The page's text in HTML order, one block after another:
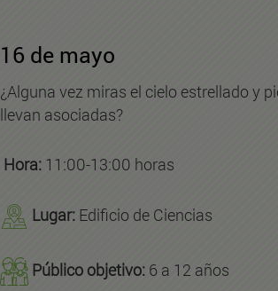
16 de mayo
¿Alguna vez miras el cielo estrellado y
llevan asociadas?
Hora: 11:00-13:00 horas
Lugar: Edificio de Ciencias
Público objetivo:6 a 12 años